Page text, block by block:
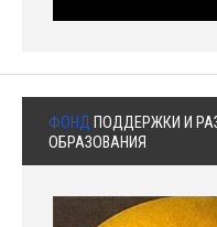
ФОНД ПОДДЕРЖКИ И
ОБРАЗОВАНИЯ